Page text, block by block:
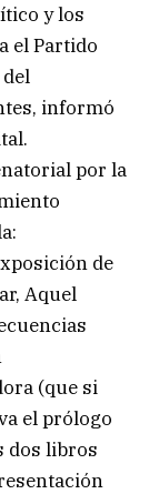
y los
el Partido
informó
por la
de
Aquel
(que si
el prólogo
dos libros